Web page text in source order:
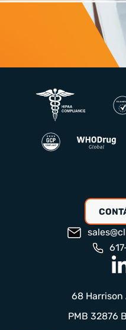
68 Harrison
PMB 32876